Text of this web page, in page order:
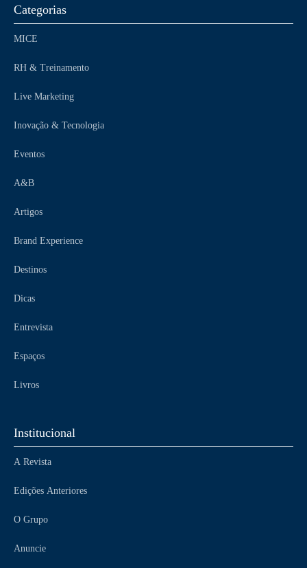
Categorias
MICE
RH & Treinamento
Live Marketing
Inovação & Tecnologia
Eventos
A&B
Artigos
Brand Experience
Destinos
Dicas
Entrevista
Espaços
Livros
Institucional
A Revista
Edições Anteriores
O Grupo
Anuncie